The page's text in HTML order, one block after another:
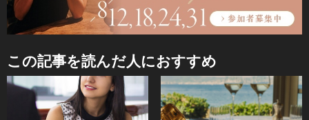
この記事を読んだ人におすすめ